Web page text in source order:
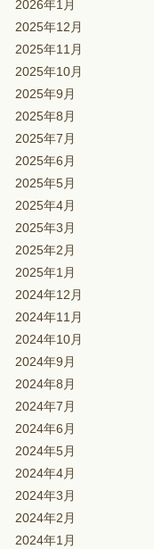
2026年1月
2025年12月
2025年11月
2025年10月
2025年9月
2025年8月
2025年7月
2025年6月
2025年5月
2025年4月
2025年3月
2025年2月
2025年1月
2024年12月
2024年11月
2024年10月
2024年9月
2024年8月
2024年7月
2024年6月
2024年5月
2024年4月
2024年3月
2024年2月
2024年1月